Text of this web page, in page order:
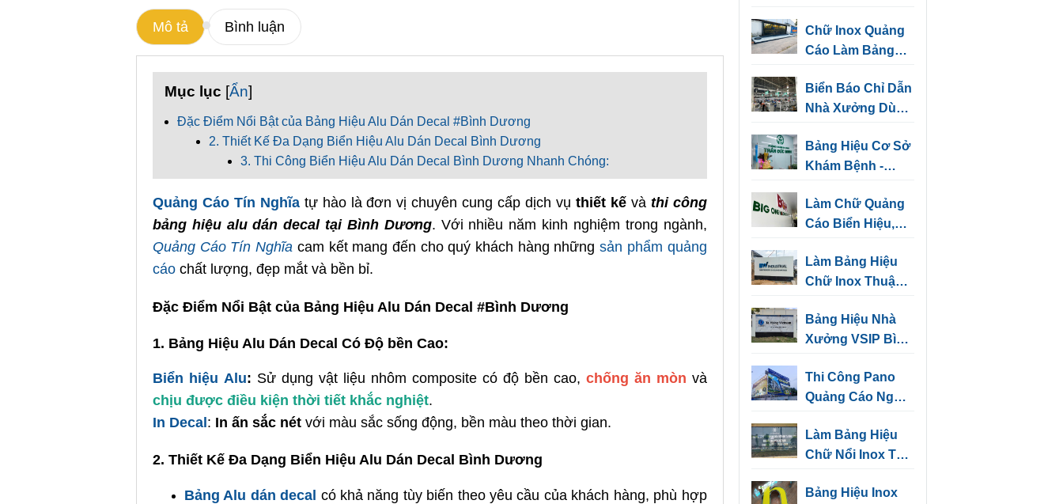
Mô tả Bình luận
Mục lục [Ẩn]
Đặc Điểm Nổi Bật của Bảng Hiệu Alu Dán Decal #Bình Dương
2. Thiết Kế Đa Dạng Biển Hiệu Alu Dán Decal Bình Dương
3. Thi Công Biển Hiệu Alu Dán Decal Bình Dương Nhanh Chóng:
Quảng Cáo Tín Nghĩatự hào là đơn vị chuyên cung cấp dịch vụ thiết kếvà thi công
bảng hiệu alu dán decal tại Bình Dương. Với nhiều năm kinh nghiệm trong ngành,
Quảng Cáo Tín Nghĩa cam kết mang đến cho quý khách hàng nhữngsản phẩm quảng
cáo chất lượng, đẹp mắt và bền bỉ.
Đặc Điểm Nổi Bật của Bảng Hiệu Alu Dán Decal #Bình Dương
1. Bảng Hiệu Alu Dán Decal Có Độ bền Cao:
Biển hiệu Alu: Sử dụng vật liệu nhôm composite có độ bền cao, chống ăn mòn và
chịu được điều kiện thời tiết khắc nghiệt.
In Decal : In ấn sắc nét với màu sắc sống động, bền màu theo thời gian.
2. Thiết Kế Đa Dạng Biển Hiệu Alu Dán Decal Bình Dương
Bảng Alu dán decal có khả năng tùy biến theo yêu cầu của khách hàng, phù hợp
Công Ty Bình
Dương
Chữ Inox Quảng
Cáo Làm Bảng
Văn Phòng
Biển Báo Chỉ Dẫn
Nhà Xưởng Dùng
Hướng
Bảng Hiệu Cơ Sở
Khám Bệnh -
Kế Sang Trọng
Làm Chữ Quảng
Cáo Biển Hiệu,
Phòng
Làm Bảng Hiệu
Chữ Inox Thuận
Bảng Hiệu Nhà
Xưởng VSIP Bình
Hiệu Kho, Nhà
Máy
Thi Công Pano
Quảng Cáo Ngoài
Dương
Làm Bảng Hiệu
Chữ Nổi Inox Thủ
Cáo Tín Nghĩa
Bảng Hiệu Inox